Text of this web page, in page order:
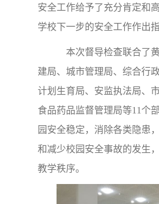
安全工作给予了充分肯定和
学校下一步的安全工作作出指
本次督导检查联合了
建局、城市管理局、综合行
计划生育局、安监执法局、
食品药品监督管理局等11个
园安全稳定，消除各类隐患
和减少校园安全事故的发生
教学秩序。